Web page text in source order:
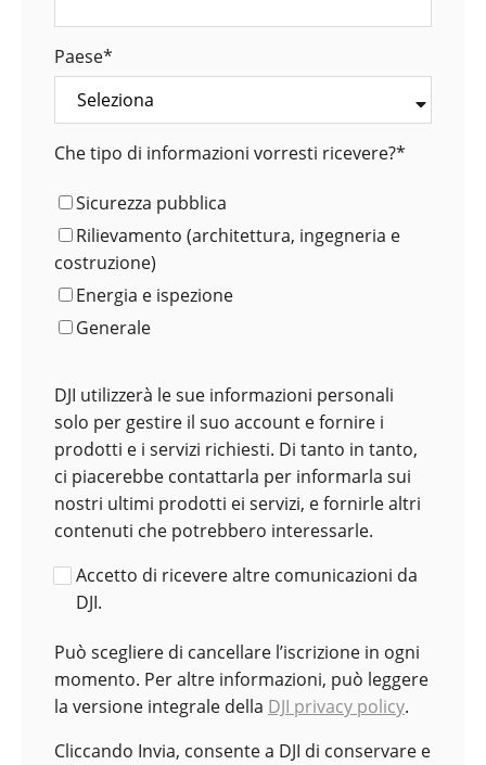
Paese*
Che tipo di informazioni vorresti ricevere?*
Sicurezza pubblica
Rilievamento (architettura, ingegneria e
costruzione)
Energia e ispezione
Generale
DJI utilizzerà le sue informazioni personali
solo per gestire il suo account e fornire i
prodotti e i servizi richiesti. Di tanto in tanto,
ci piacerebbe contattarla per informarla sui
nostri ultimi prodotti ei servizi, e fornirle altri
contenuti che potrebbero interessarle.
Accetto di ricevere altre comunicazioni da
DJI.
Può scegliere di cancellare l’iscrizione in ogni
momento. Per altre informazioni, può leggere
la versione integrale della DJI privacy policy.
Cliccando Invia, consente a DJI di conservare e